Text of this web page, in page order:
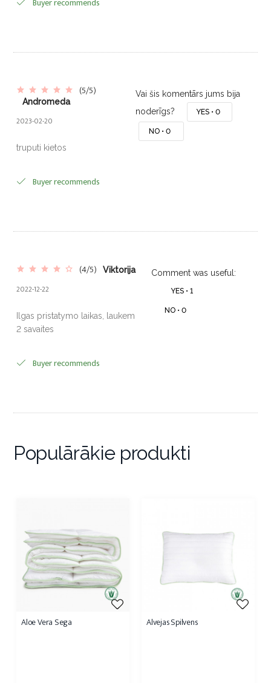
(5/5)
Andromeda
2023-02-20
truputi kietos
Buyer recommends
Vai šis komentārs jums bija
noderīgs?
YES •0
NO •0
(4/5) Viktorija
2022-12-22
Ilgas pristatymo laikas, laukem
2 savaites
Buyer recommends
Comment was useful:
YES •1
NO • 0
Populārākie produkti
Aloe Vera Sega Alvejas Spilvens